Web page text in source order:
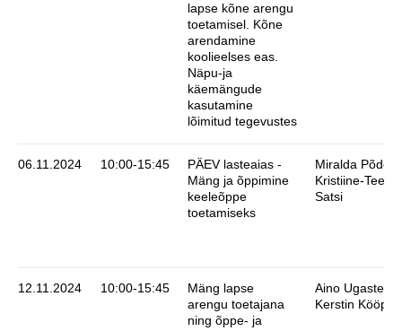
lapse kõne arengu
toetamisel. Kõne
arendamine
koolieelses eas.
Näpu-ja
käemängude
kasutamine
lõimitud tegevustes
06.11.2024 10:00-15:45
PÄEV lasteaias -
Mäng ja õppimine
keeleõppe
toetamiseks
Miralda Põder,
Kristiine-Teele
Satsi
12.11.2024 10:00-15:45
Mäng lapse
arengu toetajana
ning õppe- ja
Aino Ugaste,
Kerstin Kööp